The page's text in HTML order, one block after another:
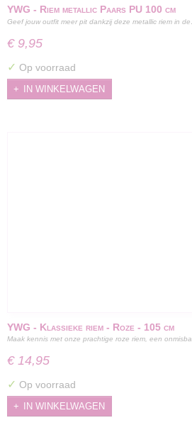
YWG - Riem metallic Paars PU 100 cm
Geef jouw outfit meer pit dankzij deze metallic riem in
€ 9,95
✓ Op voorraad
IN WINKELWAGEN
YWG - Klassieke riem - Roze - 105 cm
Maak kennis met onze prachtige roze riem, een
€ 14,95
✓ Op voorraad
IN WINKELWAGEN